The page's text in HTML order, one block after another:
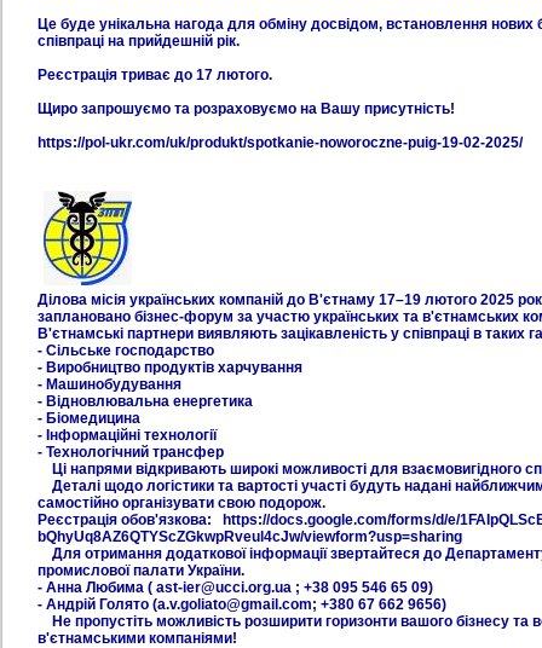
Це буде унікальна нагода для обміну досвідом, встановлення нових
співпраці на прийдешній рік.
Реєстрація триває до 17 лютого.
Щиро запрошуємо та розраховуємо на Вашу присутність!
https://pol-ukr.com/uk/produkt/spotkanie-noworoczne-puig-19-02-2025/
Ділова місія українських компаній до В'єтнаму 17–19 лютого 2025
заплановано бізнес-форум за участю українських та в'єтнамських
В'єтнамські партнери виявляють зацікавленість у співпраці в таких
- Сільське господарство
- Виробництво продуктів харчування
- Машинобудування
- Відновлювальна енергетика
- Біомедицина
- Інформаційні технології
- Технологічний трансфер
Ці напрями відкривають широкі можливості для взаємовигідного
Деталі щодо логістики та вартості участі будуть надані
самостійно організувати свою подорож.
Реєстрація обов'язкова: https://docs.google.com/forms/d/e/
bQhyUq8AZ6QTYScZGkwpRveul4cJw/viewform?usp=sharing
Для отримання додаткової інформації звертайтеся до
промислової палати України.
- Анна Любима ( ast-ier@ucci.org.ua ; +38 095 546 65 09)
- Андрій Голято (a.v.goliato@gmail.com; +380 67 662 9656)
Не пропустіть можливість розширити горизонти вашого бізнесу та
в'єтнамськими компаніями!